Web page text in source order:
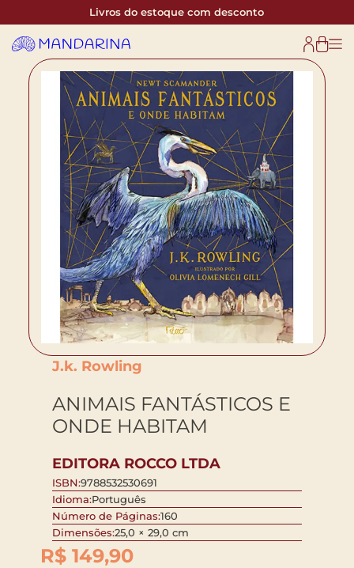
Livros do estoque com desconto
J.k. Rowling
ANIMAIS FANTÁSTICOS E
ONDE HABITAM
EDITORA ROCCO LTDA
ISBN:9788532530691
Idioma:Português
Número de Páginas:160
Dimensões:25,0 × 29,0 cm
R$ 149,90